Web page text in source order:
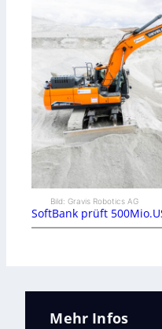
Bild: Gravis Robotics AG
SoftBank prüft
Mehr Infos